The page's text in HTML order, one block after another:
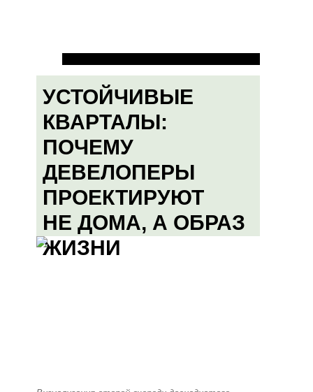
УСТОЙЧИВЫЕ
КВАРТАЛЫ:
ПОЧЕМУ
ДЕВЕЛОПЕРЫ
ПРОЕКТИРУЮТ
НЕ ДОМА, А ОБРАЗ
ЖИЗНИ